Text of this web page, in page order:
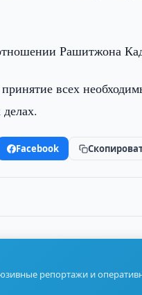
Рашитжона
принятие всех
Facebook
репортажи и